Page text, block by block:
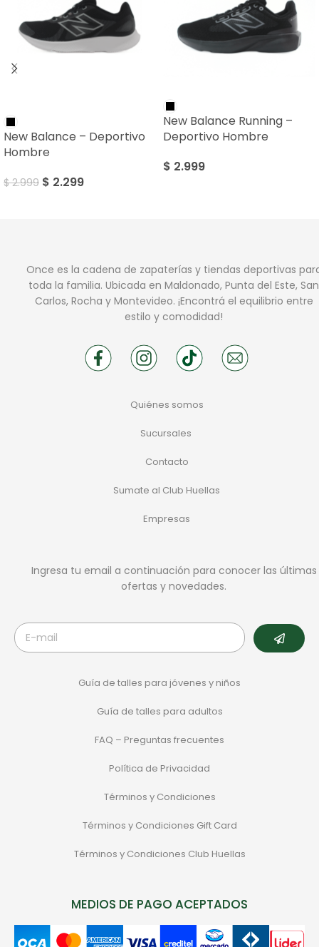
New Balance – Deportivo
Hombre
$2.999 $ 2.299
New Balance Running –
Deportivo Hombre
$ 2.999
Once es la cadena de zapaterías y tiendas deportivas
toda la familia. Ubicada en Maldonado, Punta del Este, San
Carlos, Rocha y Montevideo. ¡Encontrá el equilibrio entre
estilo y comodidad!
Quiénes somos
Sucursales
Contacto
Sumate al Club Huellas
Empresas
Ingresa tu email a continuación para conocer las últimas
ofertas y novedades.
Guía de talles para jóvenes y niños
Guía de talles para adultos
FAQ – Preguntas frecuentes
Política de Privacidad
Términos y Condiciones
Términos y Condiciones Gift Card
Términos y Condiciones Club Huellas
MEDIOS DE PAGO ACEPTADOS